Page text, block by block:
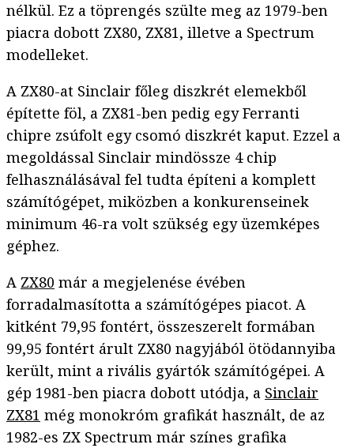
nélkül. Ez a töprengés szülte meg az 1979-ben
piacra dobott ZX80, ZX81, illetve a Spectrum
modelleket.
A ZX80-at Sinclair főleg diszkrét elemekből
építette föl, a ZX81-ben pedig egy Ferranti
chipre zsúfolt egy csomó diszkrét kaput. Ezzel a
megoldással Sinclair mindössze 4 chip
felhasználásával fel tudta építeni a komplett
számítógépet, miközben a konkurenseinek
minimum 46-ra volt szükség egy üzemképes
géphez.
A ZX80 már a megjelenése évében
forradalmasította a számítógépes piacot. A
kitként 79,95 fontért, összeszerelt formában
99,95 fontért árult ZX80 nagyjából ötödannyiba
került, mint a rivális gyártók számítógépei. A
gép 1981-ben piacra dobott utódja, a Sinclair
ZX81 még monokróm grafikát használt, de az
1982-es ZX Spectrum már színes grafika